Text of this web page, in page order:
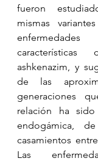
fueron
mismas
ashkenazim, y
de las
generaciones
relación ha sido
endogámica,
casamientos
Las